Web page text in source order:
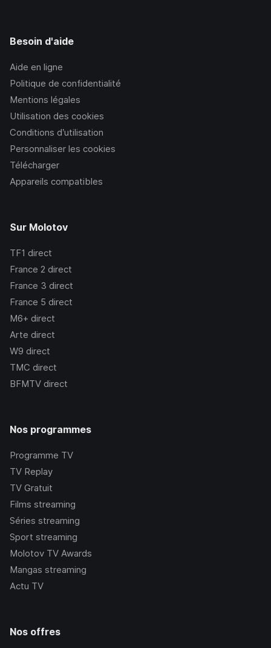
Besoin d'aide
Aide en ligne
Politique de confidentialité
Mentions légales
Utilisation des cookies
Conditions d’utilisation
Personnaliser les cookies
Télécharger
Appareils compatibles
Sur Molotov
TF1 direct
France 2 direct
France 3 direct
France 5 direct
M6+ direct
Arte direct
W9 direct
TMC direct
BFMTV direct
Nos programmes
Programme TV
TV Replay
TV Gratuit
Films streaming
Séries streaming
Sport streaming
Molotov TV Awards
Mangas streaming
Actu TV
Nos offres